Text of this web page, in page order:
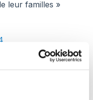
leur familles »